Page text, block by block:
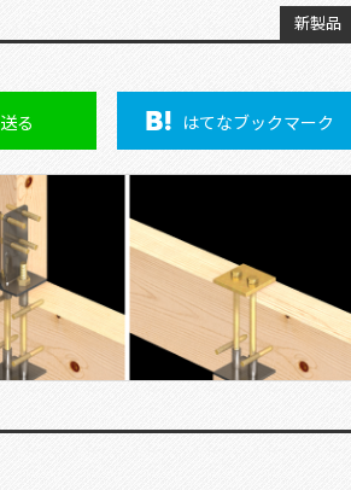
新製品
送る はてなブックマーク